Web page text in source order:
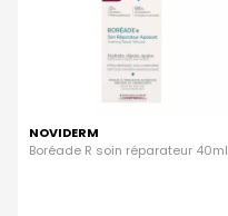
NOVIDERM
Boréade R soin réparateur 40ml